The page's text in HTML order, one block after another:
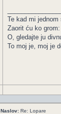
Te kad mi
Zaorit ću ko grom:
O, gledajte ju
To moj je, moj je
Naslov: Re: Lopare